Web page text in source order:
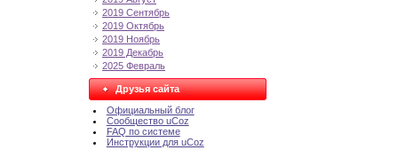
2019 Сентябрь
2019 Октябрь
2019 Ноябрь
2019 Декабрь
2025 Февраль
Друзья сайта
Официальный блог
Сообщество uCoz
FAQ по системе
Инструкции для uCoz